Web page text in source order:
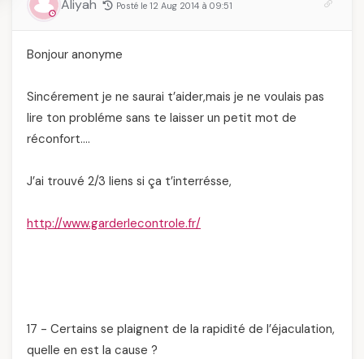
Aliyah Posté le 12 Aug 2014 à 09:51
Bonjour anonyme
Sincérement je ne saurai t’aider,mais je ne voulais pas
lire ton probléme sans te laisser un petit mot de
réconfort….
J’ai trouvé 2/3 liens si ça t’interrésse,
http://www.garderlecontrole.fr/
17 - Certains se plaignent de la rapidité de l’éjaculation,
quelle en est la cause ?